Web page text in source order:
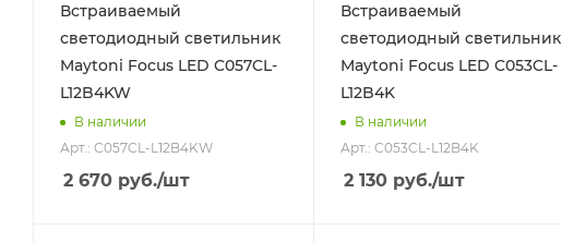
Встраиваемый
светодиодный светильник
Maytoni Focus LED C057CL-
L12B4KW
В наличии
Арт.: C057CL-L12B4KW
2 670 руб./шт
Встраиваемый
светодиодный светильник
Maytoni Focus LED C053CL-
L12B4K
В наличии
Арт.: C053CL-L12B4K
2 130руб./шт